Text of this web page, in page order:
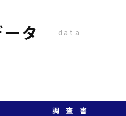
タ data
調 査 書